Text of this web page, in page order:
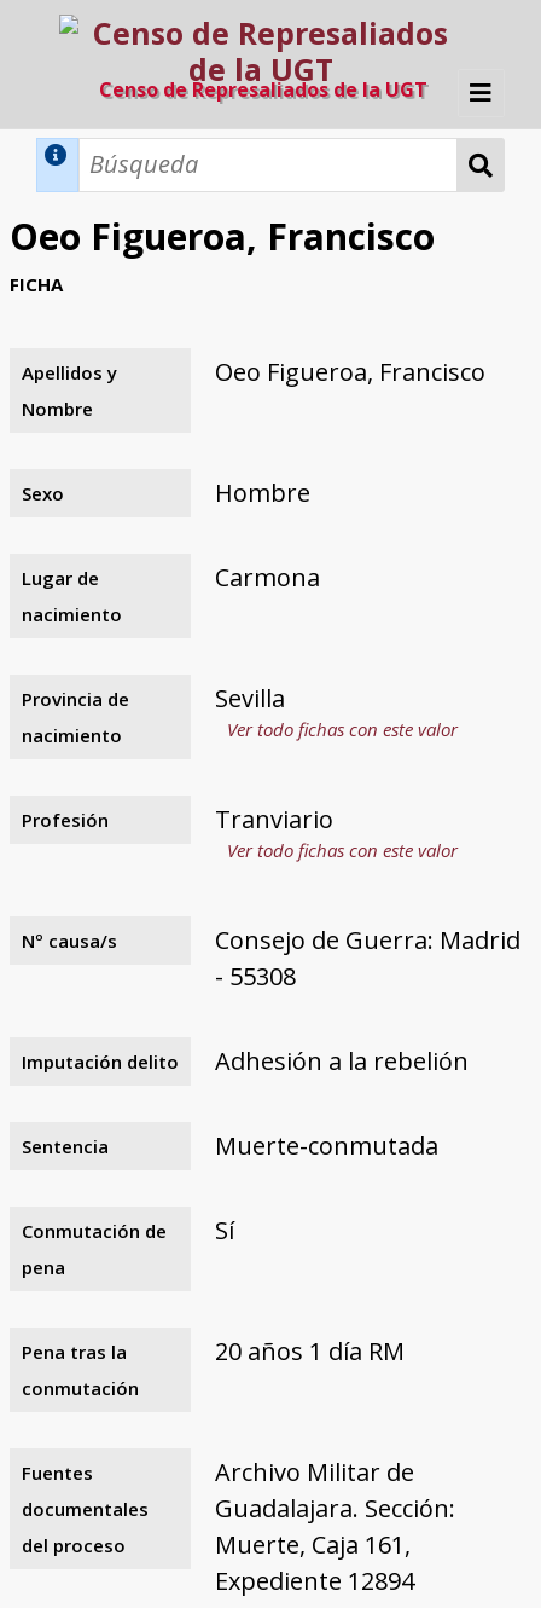
Censo de Represaliados de la UGT
Inicio
Búsqueda Dinámica
Búsqueda Avanzada
Filtros A-Z
Razones y objetivos
El equipo
Colaboradores
Fuentes documentales
Oeo Figueroa, Francisco
FICHA
Apellidos y
Nombre
Oeo Figueroa, Francisco
Sexo Hombre
Lugar de
nacimiento
Carmona
Provincia de
nacimiento
Sevilla
Ver todo fichas con este valor
Profesión Tranviario
Ver todo fichas con este valor
Nº causa/s
Consejo de Guerra: Madrid
- 55308
Imputación delito Adhesión a la rebelión
Sentencia Muerte-conmutada
Conmutación de
pena
Sí
Pena tras la
conmutación
20 años 1 día RM
Fuentes
documentales
del proceso
Archivo Militar de
Guadalajara. Sección:
Muerte, Caja 161,
Expediente 12894